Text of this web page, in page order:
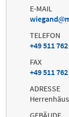
E-MAIL
wiegand
TELEFON
+49 511
FAX
+49 511
ADRESSE